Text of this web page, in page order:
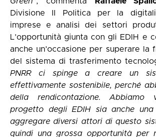
Divisione II Politica per la
imprese e analisi dei settori
L’opportunità giunta con gli EDIH e
anche un’occasione per superare la
del sistema di trasferimento
PNRR ci spinge a creare un
effettivamente sostenibile, perché
della rendicontazione.
progetto degli EDIH sia anche
aggregare diversi attori di questo
quindi una grossa opportunità per